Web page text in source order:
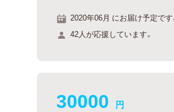
2020年06月 にお届け予定です
42人が応援しています。
30000 円